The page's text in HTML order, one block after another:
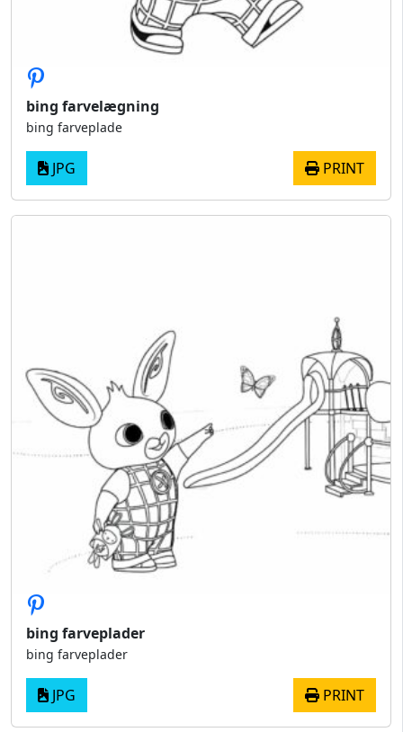
bing farvelægning
bing farveplade
JPG PRINT
bing farveplader
bing farveplader
JPG PRINT